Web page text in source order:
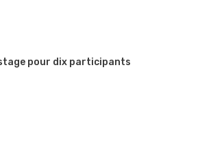
stage pour dix participants